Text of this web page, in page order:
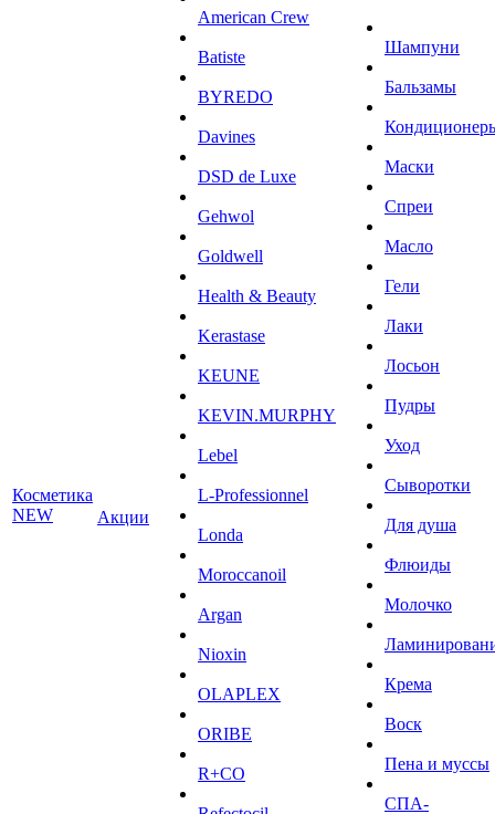
Косметика
NEW
Акции
American Crew
Batiste
BYREDO
Davines
DSD de Luxe
Gehwol
Goldwell
Health & Beauty
Kerastase
KEUNE
KEVIN.MURPHY
Lebel
L-Professionnel
Londa
Moroccanoil
Argan
Niохin
OLAPLEX
ORIBE
R+CO
Шампуни
Бальзамы
Маски
Спреи
Масло
Гели
Лаки
Лосьон
Пудры
Уход
Сыворотки
Для душа
Флюиды
Молочко
Крема
Воск
Пена и муссы
СПА-